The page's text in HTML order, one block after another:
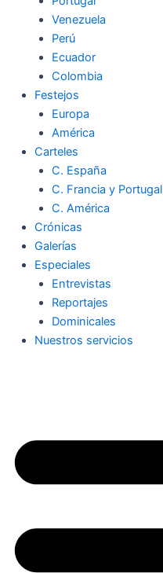
Venezuela
Perú
Ecuador
Colombia
Festejos
Europa
América
Carteles
C. España
C. Francia y Portugal
C. América
Crónicas
Galerías
Especiales
Entrevistas
Reportajes
Dominicales
Nuestros servicios